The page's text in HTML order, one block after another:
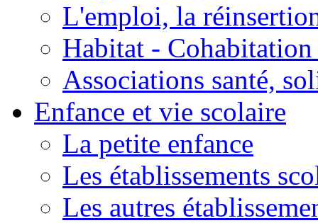
L'emploi, la
Habitat -
Associations santé,
Enfance et vie scolaire
La petite enfance
Les établissements
Les autres